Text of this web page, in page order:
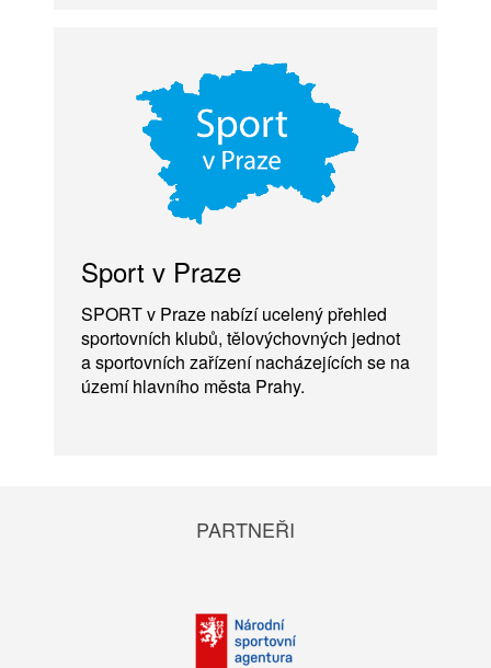
Sport v Praze
SPORT v Praze nabízí ucelený přehled
sportovních klubů, tělovýchovných jednot
a sportovních zařízení nacházejících se na
území hlavního města Prahy.
PARTNEŘI